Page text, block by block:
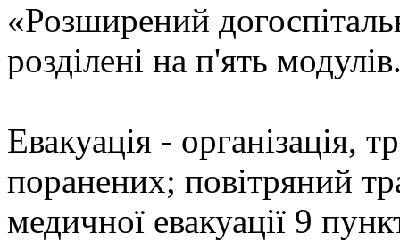
«Розширений
розділені на п'ять
Евакуація - організація,
поранених; повітряний
медичної евакуації 9